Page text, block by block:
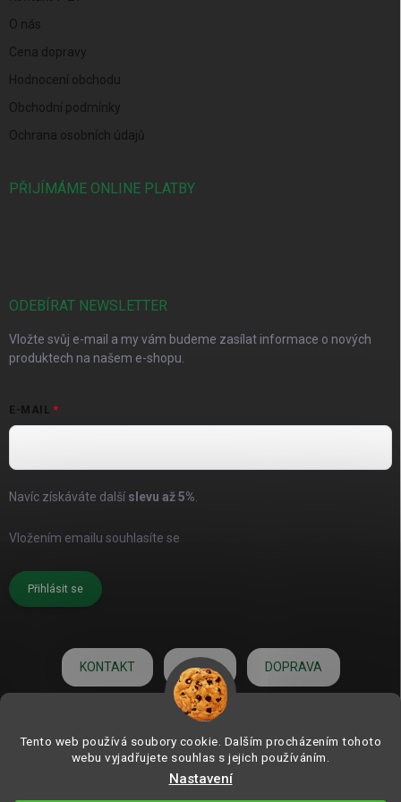
Tento web používá soubory cookie. Dalším procházením tohoto
webu vyjadřujete souhlas s jejich používáním.
Nastavení
O nás
Cena dopravy
Hodnocení obchodu
Obchodní podmínky
Ochrana osobních údajů
PŘIJÍMÁME ONLINE PLATBY
ODEBÍRAT NEWSLETTER
Vložte svůj e-mail a my vám budeme zasílat informace o nových
produktech na našem e-shopu.
E-MAIL
Navíc získáváte další slevu až5%
Vložením emailu souhlasíte se
Přihlásit se
KONTAKT O NÁS DOPRAVA
HODNOCENÍ
ZAHRADNÍ DEKORACE.com | od roku 2006